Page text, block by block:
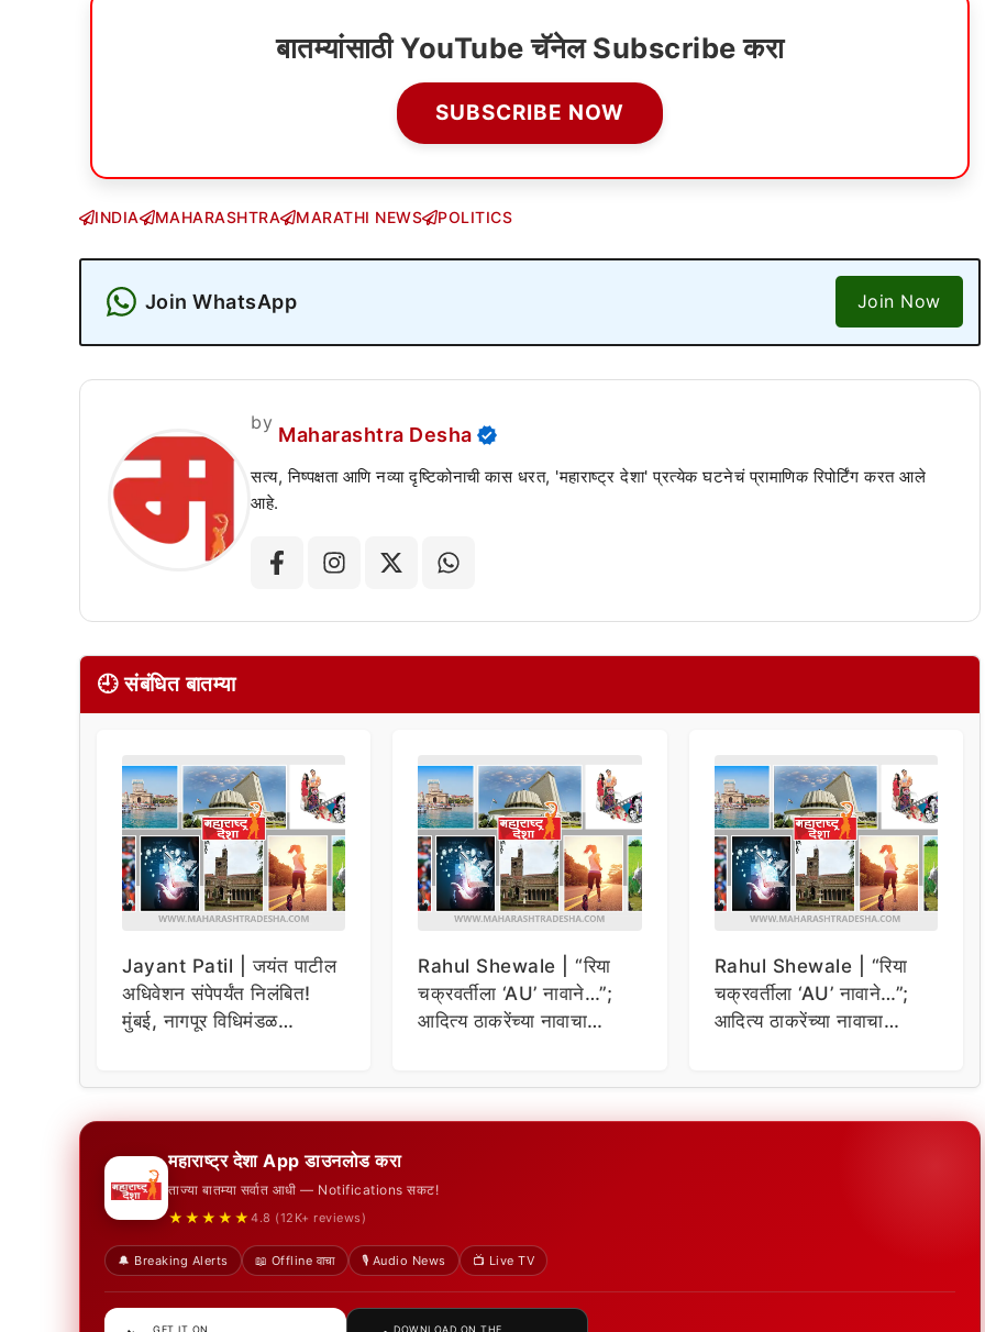
बातम्यांसाठी YouTube चॅनेल Subscribe करा
SUBSCRIBE NOW
INDIA MAHARASHTRA MARATHI NEWS POLITICS
Join WhatsApp Join Now
by
Maharashtra Desha
सत्य, निष्पक्षता आणि नव्या दृष्टिकोनाची कास धरत, 'महाराष्ट्र देशा' प्रत्येक घटनेचं प्रामाणिक रिपोर्टिंग करत आले
आहे.
🕘 संबंधित बातम्या
Jayant Patil | जयंत पाटील
अधिवेशन संपेपर्यंत निलंबित!
मुंबई, नागपूर विधिमंडळ
Rahul Shewale | “रिया
चक्रवर्तीला ‘AU’ नावाने…”;
आदित्य ठाकरेंच्या नावाचा
Rahul Shewale | “रिया
चक्रवर्तीला ‘AU’ नावाने…”;
आदित्य ठाकरेंच्या नावाचा
महाराष्ट्र देशा App डाउनलोड करा
ताज्या बातम्या सर्वात आधी — Notifications सकट!
★★★★★ 4.8 (12K+ reviews)
🔔 Breaking Alerts 📖 Offline वाचा 🎙️ Audio News 📺 Live TV
GET IT ON DOWNLOAD ON THE